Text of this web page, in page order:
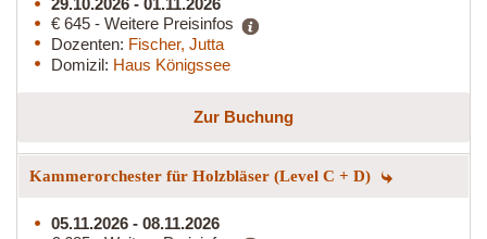
€ 645 - Weitere Preisinfos
Dozenten: Fischer, Jutta
Domizil: Haus Königssee
Zur Buchung
Kammerorchester für Holzbläser (Level C + D)
05.11.2026 - 08.11.2026